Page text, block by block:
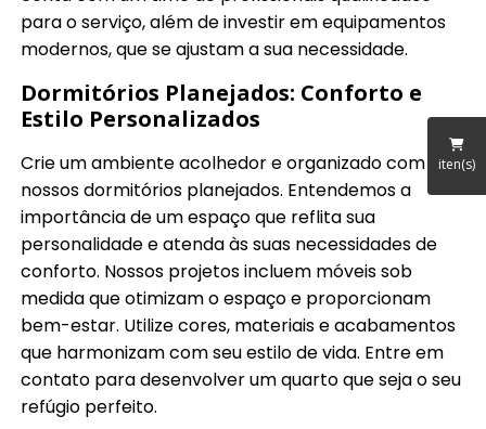
iten(s)
para o serviço, além de investir em equipamentos
modernos, que se ajustam a sua necessidade.
Dormitórios Planejados: Conforto e
Estilo Personalizados
Crie um ambiente acolhedor e organizado com
nossos dormitórios planejados. Entendemos a
importância de um espaço que reflita sua
personalidade e atenda às suas necessidades de
conforto. Nossos projetos incluem móveis sob
medida que otimizam o espaço e proporcionam
bem-estar. Utilize cores, materiais e acabamentos
que harmonizam com seu estilo de vida. Entre em
contato para desenvolver um quarto que seja o seu
refúgio perfeito.